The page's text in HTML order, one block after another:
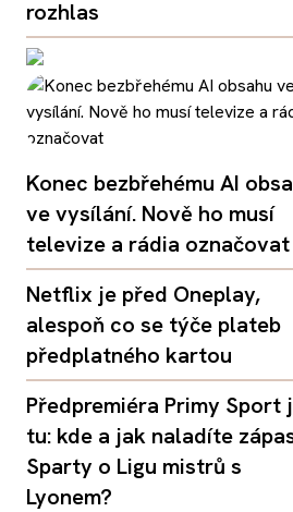
rozhlas
Konec bezbřehému AI
ve vysílání. Nově ho musí
televize a rádia označovat
Netflix je před Oneplay,
alespoň co se týče plateb
předplatného kartou
Předpremiéra Primy Sport
tu: kde a jak naladíte
Sparty o Ligu mistrů s
Lyonem?